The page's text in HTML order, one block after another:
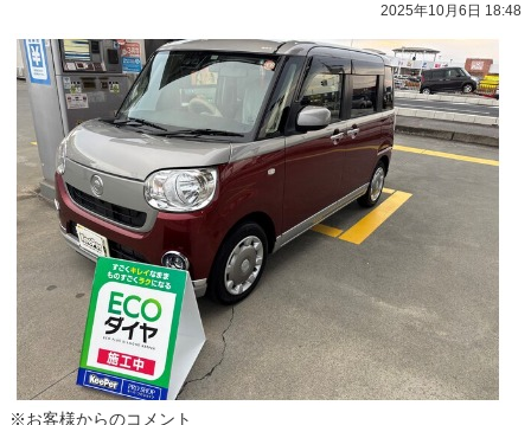
2025年10月6日 18:48
※お客様からのコメント